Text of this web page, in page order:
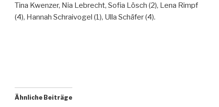
Tina Kwenzer, Nia Lebrecht, Sofia Lösch (2), Lena Rimpf
(4), Hannah Schraivogel (1), Ulla Schäfer (4).
Ähnliche Beiträge